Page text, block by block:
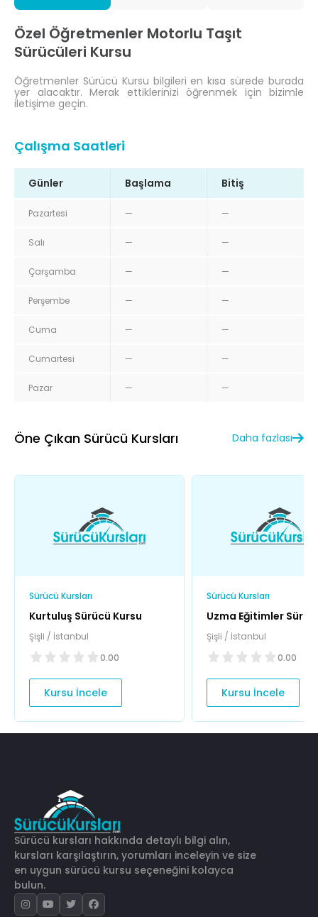
Özel Öğretmenler Motorlu Taşıt
Sürücüleri Kursu
Öğretmenler Sürücü Kursu bilgileri en kısa sürede burada
yer alacaktır. Merak ettiklerinizi öğrenmek için bizimle
iletişime geçin.
Çalışma Saatleri
Günler Başlama Bitiş
Pazartesi — —
Salı — —
Çarşamba — —
Perşembe — —
Cuma — —
Cumartesi — —
Pazar — —
Öne Çıkan Sürücü Kursları Daha fazlası
Sürücü Kursları
Kurtuluş Sürücü Kursu
Şişli / İstanbul
0.00
Kursu İncele
Sürücü Kursları
Uzma Eğitimler
Kursu
Şişli / İstanbul
0.00
Kursu İncele
Sürücü kursları hakkında detaylı bilgi alın,
kursları karşılaştırın, yorumları inceleyin ve size
en uygun sürücü kursu seçeneğini kolayca
bulun.